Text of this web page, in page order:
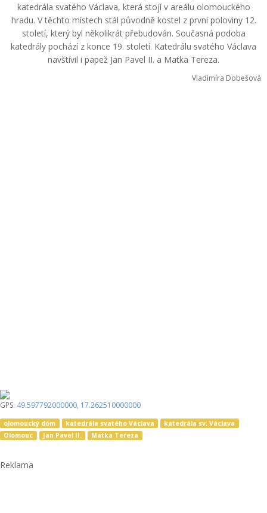
katedrála svatého Václava, která stojí v areálu olomouckého
hradu. V těchto místech stál původně kostel z první poloviny 12.
století, který byl několikrát přebudován. Současná podoba
katedrály pochází z konce 19. století. Katedrálu svatého Václava
navštívil i papež Jan Pavel II. a Matka Tereza.
Vladimíra Dobešová
GPS: 49.597792000000, 17.262510000000
olomoucký dóm katedrála svatého Václava
katedrála sv. Václava
Olomouc
Jan Pavel II. Matka Tereza
Reklama